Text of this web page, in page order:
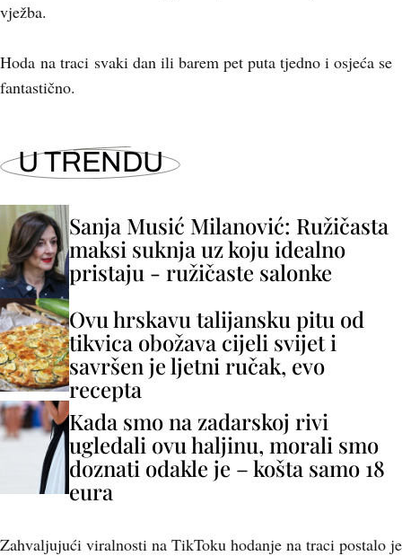
vježba.
Hoda na traci svaki dan ili barem pet puta tjedno i osjeća se
fantastično.
U TRENDU
Sanja Musić Milanović: Ružičasta
maksi suknja uz koju idealno
pristaju - ružičaste salonke
Ovu hrskavu talijansku pitu od
tikvica obožava cijeli svijet i
savršen je ljetni ručak, evo
recepta
Kada smo na zadarskoj rivi
ugledali ovu haljinu, morali smo
doznati odakle je – košta samo 18
eura
Zahvaljujući viralnosti na TikToku hodanje na traci postalo je